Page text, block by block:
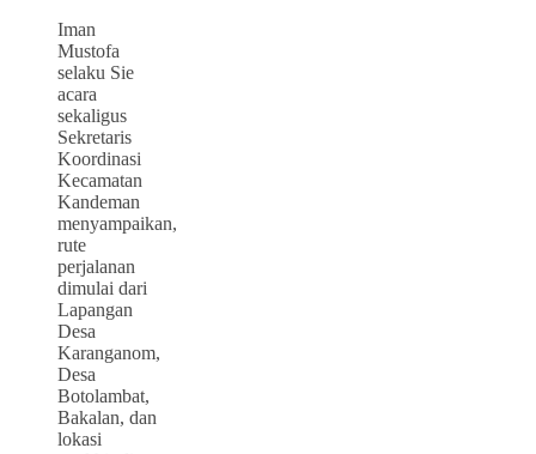
Iman
Mustofa
selaku Sie
acara
sekaligus
Sekretaris
Koordinasi
Kecamatan
Kandeman
menyampaikan,
rute
perjalanan
dimulai dari
Lapangan
Desa
Karanganom,
Desa
Botolambat,
Bakalan, dan
lokasi